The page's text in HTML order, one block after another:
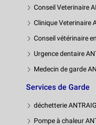
Conseil Veterinaire
Clinique Veterinaire
Conseil vétérinaire
Urgence dentaire
Medecin de garde
Services de Garde
déchetterie
Pompe à chaleur